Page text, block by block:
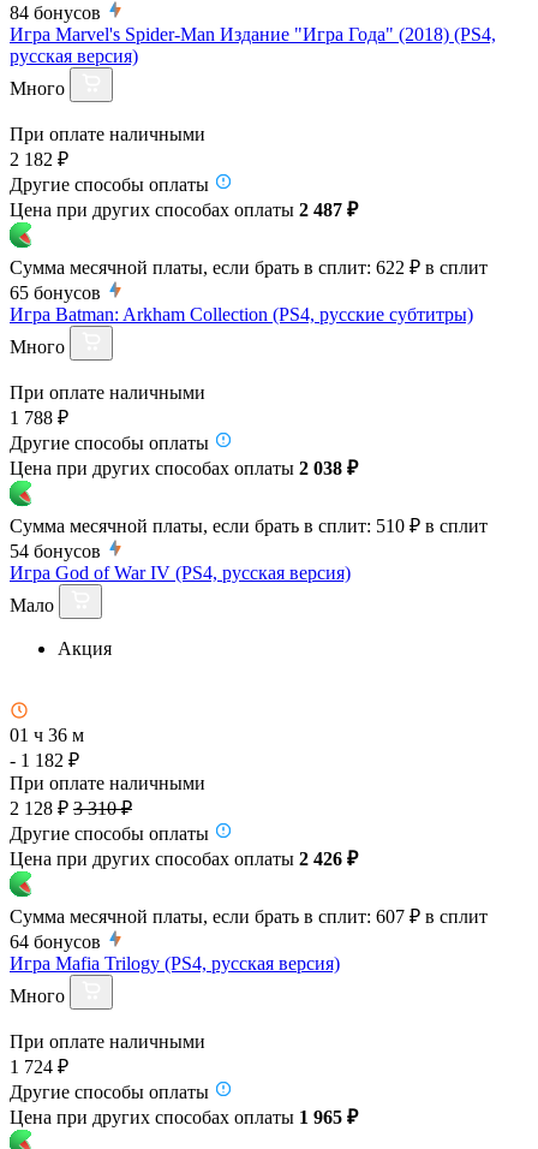
84 бонусов
Игра Marvel's Spider-Man Издание "Игра Года" (2018) (PS4,
русская версия)
Много
При оплате наличными
2 182 ₽
Другие способы оплаты
Цена при других способах оплаты 2 487 ₽
Сумма месячной платы, если брать в сплит: 622 ₽ в сплит
65 бонусов
Игра Batman: Arkham Collection (PS4, русские субтитры)
Много
При оплате наличными
1 788 ₽
Другие способы оплаты
Цена при других способах оплаты 2 038 ₽
Сумма месячной платы, если брать в сплит: 510 ₽ в сплит
54 бонусов
Игра God of War IV (PS4, русская версия)
Мало
Акция
01 ч 36 м
- 1 182 ₽
При оплате наличными
2 128 ₽ 3 310 ₽
Другие способы оплаты
Цена при других способах оплаты 2 426 ₽
Сумма месячной платы, если брать в сплит: 607 ₽ в сплит
64 бонусов
Игра Mafia Trilogy (PS4, русская версия)
Много
При оплате наличными
1 724 ₽
Другие способы оплаты
Цена при других способах оплаты 1 965 ₽